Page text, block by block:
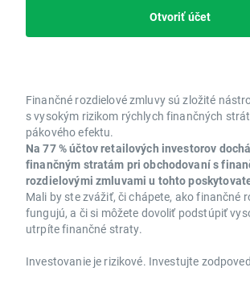
Otvoriť účet
Finančné rozdielové zmluvy sú zložité
s vysokým rizikom rýchlych finančných
pákového efektu.
Na 77 % účtov retailových investorov
finančným stratám pri obchodovaní s
rozdielovými zmluvami u tohto
Mali by ste zvážiť, či chápete, ako finančné
fungujú, a či si môžete dovoliť podstúpiť
utrpíte finančné straty.
Investovanie je rizikové. Investujte